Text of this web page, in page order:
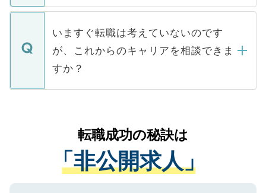
関を公にしてしまうと、応募が殺到する場
に、医療機関が求める条件に合った人材の
みを人材紹介会社に依頼するケースが増え
ています。
定を承諾する必要はありません。内定先へ
の辞退の連絡はキャリアパートナーが行い
ますので、ご安心ください。
個人情報が漏えいすることはありませんの
で、ご安心ください。当サイトからの登録
などで収集したご登録者様の個人情報は、
ご本人のキャリアアップおよび転職活動の
支援を目的に使用いたします。お預かりし
ているすべての個人データはご本人の許可
は、個人情報の取り扱いについての厳密な
管理基準を満たした事業者のみに付与され
る、プライバシーマークを取得済みです。
ご登録いただいた個人情報は、SSL（デー
いますぐ転職は考えていないのです
が、これからのキャリアを相談できま
すか？
かがいして、現在の医療機関の状況や紹介
経験をまじえながら、適切なアドバイスを
させていただきます。すぐにご転職をされ
ない方には、長期的なサポートが可能です
ので、まずはご登録ください。
転職成功の秘訣は
「非公開求人」